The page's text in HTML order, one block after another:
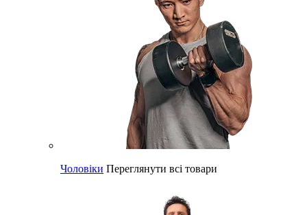
Чоловіки Переглянути всі товари